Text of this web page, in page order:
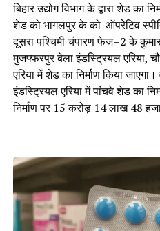
बिहार उद्योग विभाग के द्वारा शेड का
शेड को भागलपुर के को-ऑपरेटिव
दूसरा पश्चिमी चंपारण फेज–2 के
मुजफ्फरपुर बेला इंडस्ट्रियल एरिया,
एरिया में शेड का निर्माण किया
इंडस्ट्रियल एरिया में पांचवे शेड का
निर्माण पर 15 करोड़ 14 लाख 48